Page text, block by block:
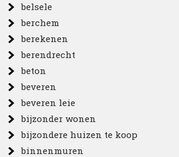
belsele
berchem
berekenen
berendrecht
beton
beveren
beveren leie
bijzonder wonen
bijzondere huizen te koop
binnenmuren